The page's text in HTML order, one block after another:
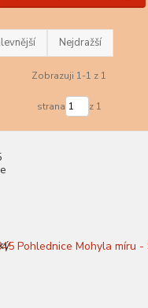
Nejdražší
Zobrazuji 1-1 z 1
strana z 1